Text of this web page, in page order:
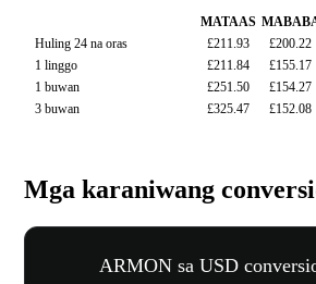
MATAAS
Huling 24 na oras
£211.93 £200.22
1 linggo
£211.84 £155.17
1 buwan
£251.50 £154.27
3 buwan
£325.47 £152.08
Mga karaniwang
ARMON sa USD